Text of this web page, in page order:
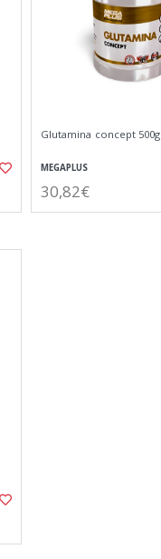
Glutamina concept 500g
MEGAPLUS
30,82€